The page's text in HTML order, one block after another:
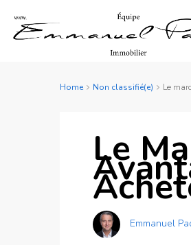
Home Non classifié(e) Le
Le
Emmanuel